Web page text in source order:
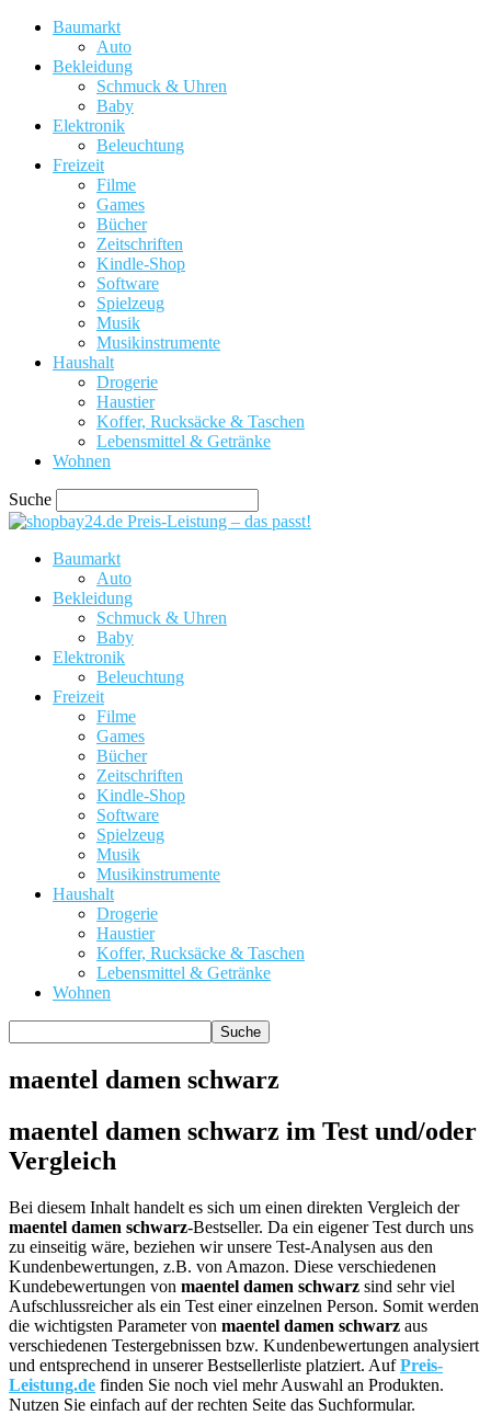
Baumarkt
Auto
Bekleidung
Schmuck & Uhren
Baby
Elektronik
Beleuchtung
Freizeit
Filme
Games
Bücher
Zeitschriften
Kindle-Shop
Software
Spielzeug
Musik
Musikinstrumente
Haushalt
Drogerie
Haustier
Koffer, Rucksäcke & Taschen
Lebensmittel & Getränke
Wohnen
Suche
Preis-Leistung – das passt!
Baumarkt
Auto
Bekleidung
Schmuck & Uhren
Baby
Elektronik
Beleuchtung
Freizeit
Filme
Games
Bücher
Zeitschriften
Kindle-Shop
Software
Spielzeug
Musik
Musikinstrumente
Haushalt
Drogerie
Haustier
Koffer, Rucksäcke & Taschen
Lebensmittel & Getränke
Wohnen
maentel damen schwarz
maentel damen schwarz im Test und/oder
Vergleich
Bei diesem Inhalt handelt es sich um einen direkten Vergleich der
maentel damen schwarz-Bestseller. Da ein eigener Test durch uns
zu einseitig wäre, beziehen wir unsere Test-Analysen aus den
Kundenbewertungen, z.B. von Amazon. Diese verschiedenen
Kundebewertungen von maentel damen schwarz sind sehr viel
Aufschlussreicher als ein Test einer einzelnen Person. Somit werden
die wichtigsten Parameter von maentel damen schwarz aus
verschiedenen Testergebnissen bzw. Kundenbewertungen analysiert
und entsprechend in unserer Bestsellerliste platziert. AufPreis-
Leistung.de finden Sie noch viel mehr Auswahl an Produkten.
Nutzen Sie einfach auf der rechten Seite das Suchformular.